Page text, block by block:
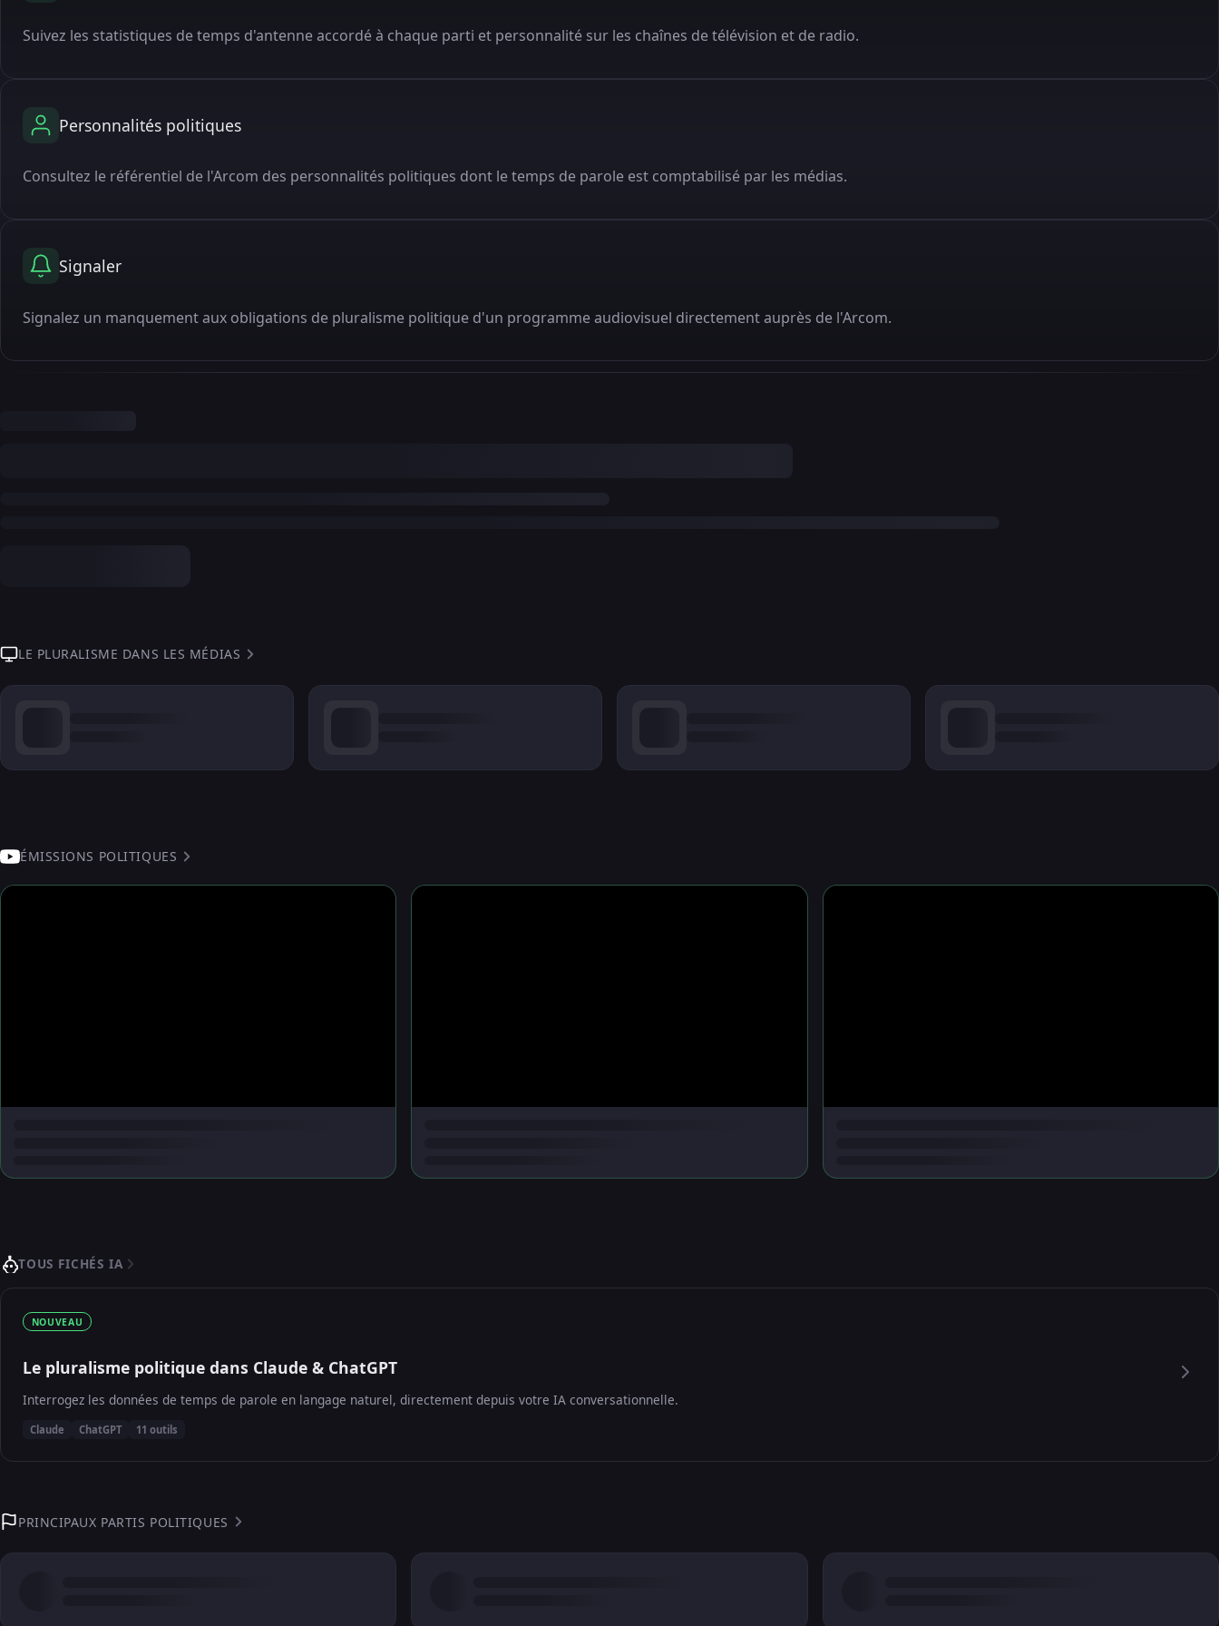
Suivez les statistiques de temps d'antenne accordé à chaque parti et personnalité sur les chaînes de télévision et de radio.
Personnalités politiques
Consultez le référentiel de l'Arcom des personnalités politiques dont le temps de parole est comptabilisé par les médias.
Signaler
Signalez un manquement aux obligations de pluralisme politique d'un programme audiovisuel directement auprès de l'Arcom.
LE PLURALISME DANS LES MÉDIAS
ÉMISSIONS POLITIQUES
TOUS FICHÉS IA
NOUVEAU
Le pluralisme politique dans Claude & ChatGPT
Interrogez les données de temps de parole en langage naturel, directement depuis votre IA conversationnelle.
Claude ChatGPT 11 outils
PRINCIPAUX PARTIS POLITIQUES